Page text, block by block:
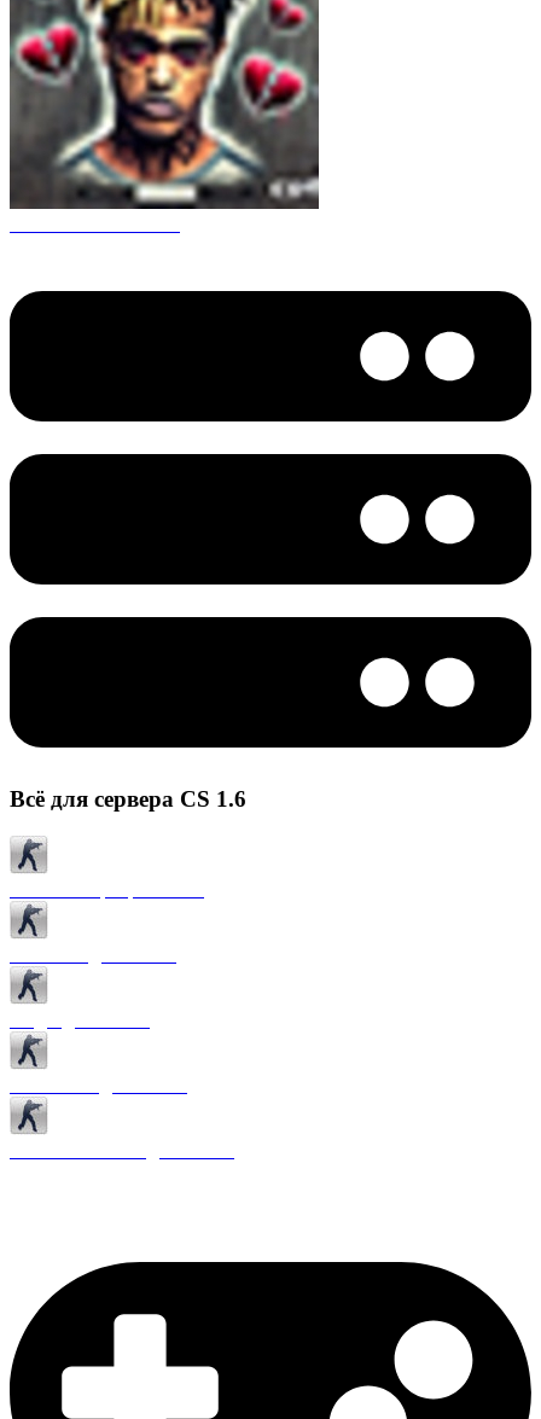
Всё для сервера CS 1.6